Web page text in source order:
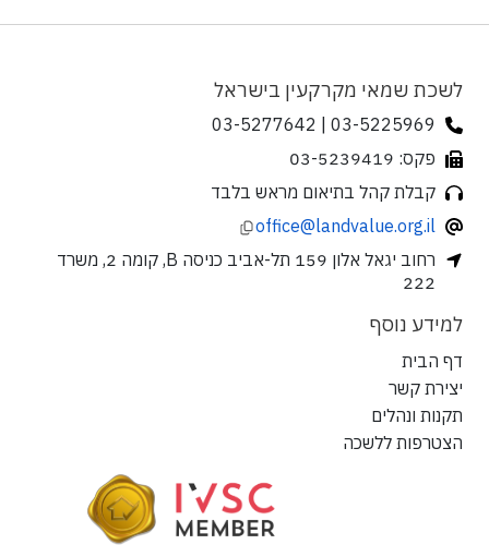
לשכת שמאי מקרקעין בישראל
03-5225969 | 03-5277642
פקס: 03-5239419
קבלת קהל בתיאום מראש בלבד
office@landvalue.org.il
רחוב יגאל אלון 159 תל-אביב כניסה B, קומה 2, משרד
222
למידע נוסף
דף הבית
יצירת קשר
תקנות ונהלים
הצטרפות ללשכה